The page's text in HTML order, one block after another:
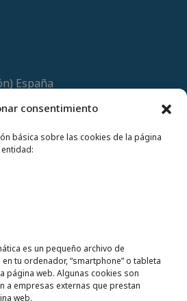
consentimiento
básica sobre las cookies de la página
es un pequeño archivo de
tu ordenador, “smartphone” o tableta
página web. Algunas cookies son
a empresas externas que prestan
web.
España
34 34
649 406 493